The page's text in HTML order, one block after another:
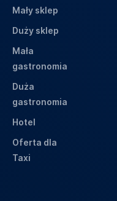
Mały sklep
Duży sklep
Mała
gastronomia
Duża
gastronomia
Hotel
Oferta dla
Taxi